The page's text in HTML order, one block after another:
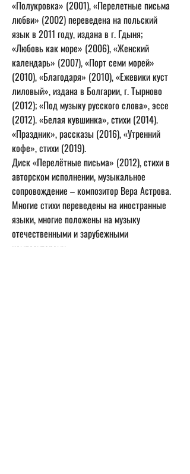
«Полукровка» (2001), «Перелетные письма
любви» (2002) переведена на польский
язык в 2011 году, издана в г. Гдыня;
«Любовь как море» (2006), «Женский
календарь» (2007), «Порт семи морей»
(2010), «Благодаря» (2010), «Ежевики куст
лиловый», издана в Болгарии, г. Тырново
(2012); «Под музыку русского слова», эссе
(2012). «Белая кувшинка», стихи (2014).
«Праздник», рассказы (2016), «Утренний
кофе», стихи (2019).
Диск «Перелётные письма» (2012), стихи в
авторском исполнении, музыкальное
сопровождение – композитор Вера Астрова.
Многие стихи переведены на иностранные
языки, многие положены на музыку
отечественными и зарубежными
композиторами.